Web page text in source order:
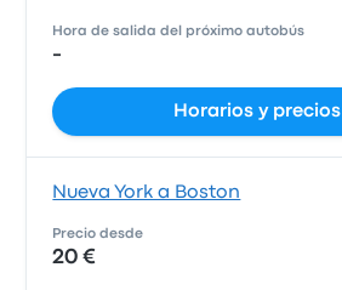
Hora de salida del próximo autobús
-
Horarios y precios
Nueva York a Boston
Precio desde
20 €